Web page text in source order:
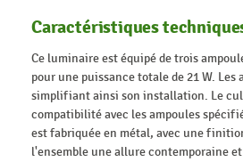
Caractéristiques
Ce luminaire est équipé de trois
pour une puissance totale de 21 W.
simplifiant ainsi son installation. Le
compatibilité avec les ampoules
est fabriquée en métal, avec une
l'ensemble une allure contemporaine